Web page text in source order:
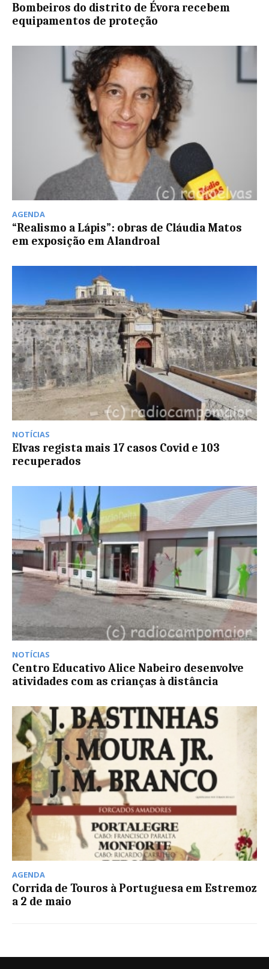
Bombeiros do distrito de Évora recebem
equipamentos de proteção
AGENDA
“Realismo a Lápis”: obras de Cláudia Matos
em exposição em Alandroal
NOTÍCIAS
Elvas regista mais 17 casos Covid e 103
recuperados
NOTÍCIAS
Centro Educativo Alice Nabeiro desenvolve
atividades com as crianças à distância
AGENDA
Corrida de Touros à Portuguesa em Estremoz
a 2 de maio